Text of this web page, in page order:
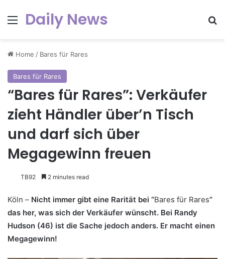
Menu
Daily News
Home / Bares für Rares
Bares für Rares
“Bares für Rares”: Verkäufer
zieht Händler über’n Tisch
und darf sich über
Megagewinn freuen
TB92 2 minutes read
Köln – Nicht immer gibt eine Rarität bei “Bares für Rares”
das her, was sich der Verkäufer wünscht. Bei Randy
Hudson (46) ist die Sache jedoch anders. Er macht einen
Megagewinn!